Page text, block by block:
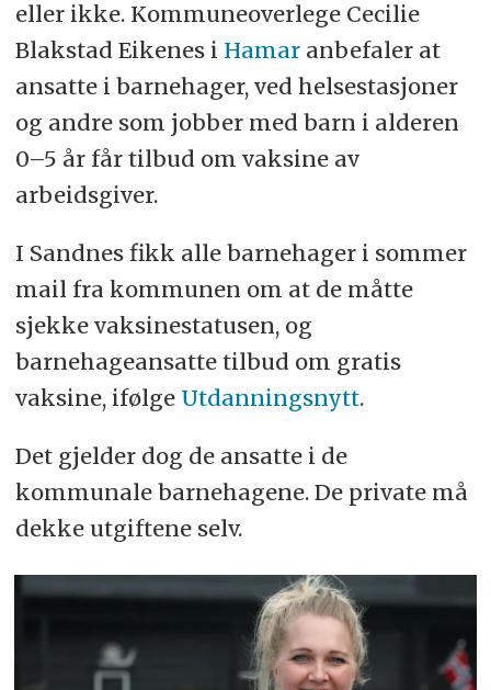
eller ikke. Kommuneoverlege Cecilie
Blakstad Eikenes i Hamaranbefaler at
ansatte i barnehager, ved helsestasjoner
og andre som jobber med barn i alderen
0–5 år får tilbud om vaksine av
arbeidsgiver.
I Sandnes fikk alle barnehager i sommer
mail fra kommunen om at de måtte
sjekke vaksinestatusen, og
barnehageansatte tilbud om gratis
vaksine, ifølge Utdanningsnytt.
Det gjelder dog de ansatte i de
kommunale barnehagene. De private må
dekke utgiftene selv.